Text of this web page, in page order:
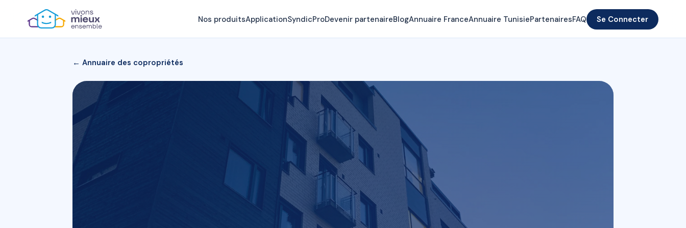
Nos produitsApplicationSyndicProDevenir partenaireBlogAnnuaire FranceAnnuaire TunisiePartenairesFAQ Se Connecter
← Annuaire des copropriétés